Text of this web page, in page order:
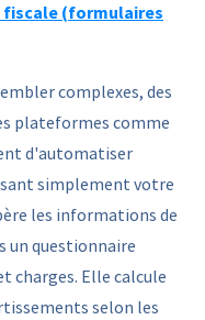
fiscale (formulaires
complexes, des
plateformes comme
d'automatiser
simplement votre
les informations de
un questionnaire
charges. Elle calcule
selon les